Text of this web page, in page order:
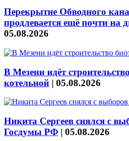
Перекрытие Обводного
продлевается ещё почти на
05.08.2026
В Мезени идёт
котельной | 05.08.2026
Никита Сергеев снялся с
Госдумы РФ | 05.08.2026